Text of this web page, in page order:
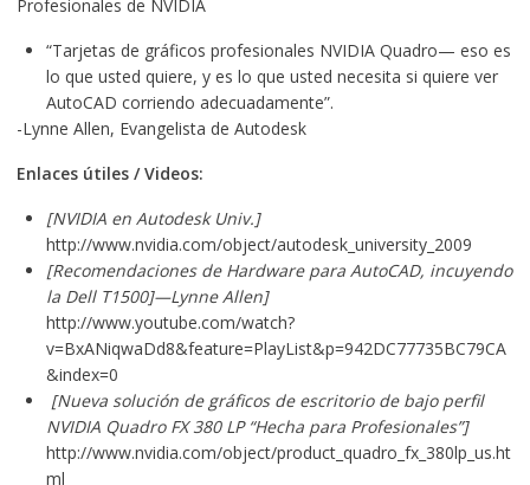
Profesionales de NVIDIA
“Tarjetas de gráficos profesionales NVIDIA Quadro— eso es
lo que usted quiere, y es lo que usted necesita si quiere ver
AutoCAD corriendo adecuadamente”.
-Lynne Allen, Evangelista de Autodesk
Enlaces útiles / Videos:
[NVIDIA en Autodesk Univ.]
http://www.nvidia.com/object/autodesk_university_2009
[Recomendaciones de Hardware para AutoCAD, incuyendo
la Dell T1500]—Lynne Allen]
http://www.youtube.com/watch?
v=BxANiqwaDd8&feature=PlayList&p=942DC77735BC79CA
&index=0
[Nueva solución de gráficos de escritorio de bajo perfil
NVIDIA Quadro FX 380 LP “Hecha para Profesionales”]
http://www.nvidia.com/object/product_quadro_fx_380lp_us.ht
ml